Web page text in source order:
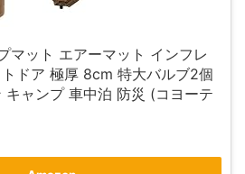
マット エアーマット インフレ
ドア 極厚 8cm 特大バルブ2個
キャンプ 車中泊 防災 (コヨーテ